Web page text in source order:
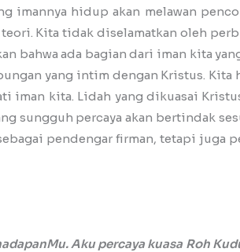
imannya hidup akan melawan
Kita tidak diselamatkan oleh
bahwa ada bagian dari iman kita
yang intim dengan Kristus. Kita
kita. Lidah yang dikuasai
sungguh percaya akan bertindak
pendengar firman, tetapi juga
Aku percaya kuasa Roh